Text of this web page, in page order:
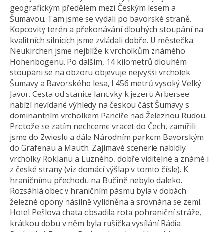
geografickým předělem mezi Českým lesem a
Šumavou. Tam jsme se vydali po bavorské straně.
Kopcovitý terén a překonávání dlouhých stoupání na
kvalitních silnicích jsme zvládali dobře. U městečka
Neukirchen jsme nejblíže k vrcholkům známého
Hohenbogenu. Po dalším, 14 kilometrů dlouhém
stoupání se na obzoru objevuje nejvyšší vrcholek
Šumavy a Bavorského lesa, l 456 metrů vysoký Velký
Javor. Cesta od stanice lanovky k jezeru Arbersee
nabízí nevídané výhledy na českou část Šumavy s
dominantním vrcholkem Pancíře nad Železnou Rudou.
Protože se zatím nechceme vracet do Čech, zamířili
jsme do Zwieslu a dále Národním parkem Bavorským
do Grafenau a Mauth. Zajímavé scenerie nabídly
vrcholky Roklanu a Luzného, dobře viditelné a známé i
z české strany (viz domácí výšlap v tomto čísle). K
hraničnímu přechodu na Bučině nebylo daleko.
Rozsáhlá obec v hraničním pásmu byla v dobách
železné opony násilně vylidněna a srovnána se zemí.
Hotel Pešlova chata obsadila rota pohraniční stráže,
krátkou dobu v něm byla rušička vysílání Rádia